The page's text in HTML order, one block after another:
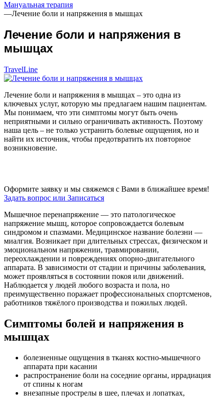
Мануальная терапия
—Лечение боли и напряжения в мышцах
Лечение боли и напряжения в
мышцах
TravelLine
Лечение боли и напряжения в мышцах – это одна из
ключевых услуг, которую мы предлагаем нашим пациентам.
Мы понимаем, что эти симптомы могут быть очень
неприятными и сильно ограничивать активность. Поэтому
наша цель – не только устранить болевые ощущения, но и
найти их источник, чтобы предотвратить их повторное
возникновение.
Оформите заявку и мы свяжемся с Вами в ближайшее время!
Задать вопрос или Записаться
Мышечное перенапряжение — это патологическое
напряжение мышц, которое сопровождается болевым
синдромом и спазмами. Медицинское название болезни —
миалгия. Возникает при длительных стрессах, физическом и
эмоциональном напряжении, травмировании,
переохлаждении и повреждениях опорно-двигательного
аппарата. В зависимости от стадии и причины заболевания,
может проявляться в состоянии покоя или движений.
Наблюдается у людей любого возраста и пола, но
преимущественно поражает профессиональных спортсменов,
работников тяжёлого производства и пожилых людей.
Симптомы болей и напряжения в
мышцах
болезненные ощущения в тканях костно-мышечного
аппарата при касании
распространение боли на соседние органы, иррадиация
от спины к ногам
внезапные прострелы в шее, плечах и лопатках,